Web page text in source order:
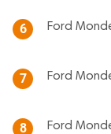
6 Ford
7 Ford
8 Ford